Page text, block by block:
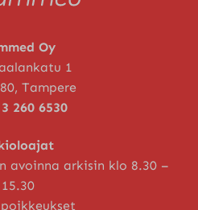
Oy
1
Tampere
260 6530
avoinna arkisin klo 8.30 –
15.30